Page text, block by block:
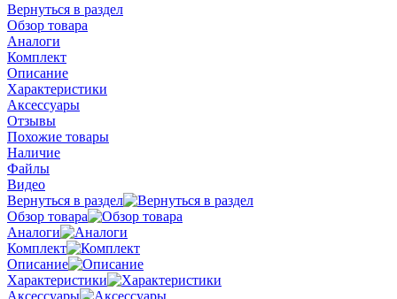
Вернуться в раздел
Обзор товара
Аналоги
Комплект
Описание
Характеристики
Аксессуары
Отзывы
Похожие товары
Наличие
Файлы
Видео
Вернуться в раздел
Обзор товара
Аналоги
Комплект
Описание
Характеристики
Аксессуары